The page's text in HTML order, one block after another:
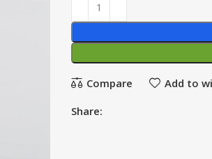
Compare Add to
Share: